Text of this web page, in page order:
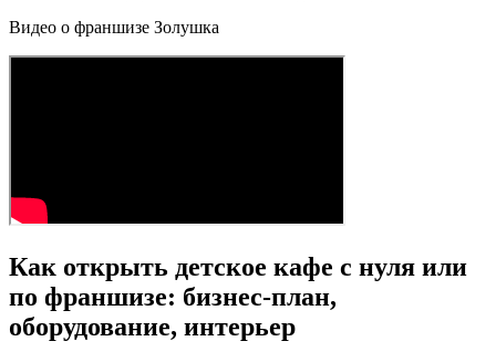
Видео о франшизе Золушка
Как открыть детское кафе с нуля или
по франшизе: бизнес-план,
оборудование, интерьер